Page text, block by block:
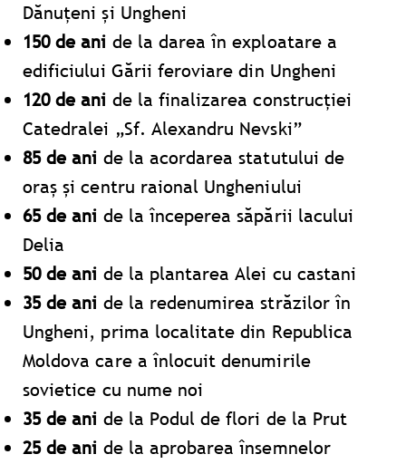
Dănuțeni și Ungheni
150 de ani de la darea în exploatare a
edificiului Gării feroviare din Ungheni
120 de ani de la finalizarea construcției
Catedralei „Sf. Alexandru Nevski”
85 de ani de la acordarea statutului de
oraș și centru raional Ungheniului
65 de ani de la începerea săpării lacului
Delia
50 de ani de la plantarea Alei cu castani
35 de ani de la redenumirea străzilor în
Ungheni, prima localitate din Republica
Moldova care a înlocuit denumirile
sovietice cu nume noi
35 de ani de la Podul de flori de la Prut
25 de ani de la aprobarea însemnelor